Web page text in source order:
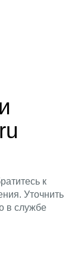
к
Уточнить
в службе